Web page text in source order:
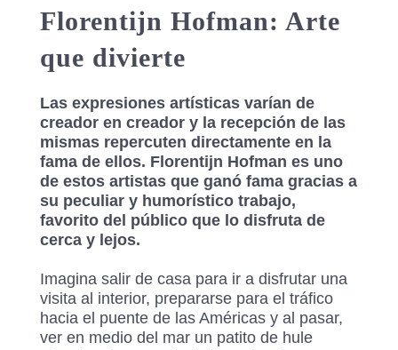
Florentijn Hofman: Arte
que divierte
Las expresiones artísticas varían de
creador en creador y la recepción de las
mismas repercuten directamente en la
fama de ellos. Florentijn Hofman es uno
de estos artistas que ganó fama gracias a
su peculiar y humorístico trabajo,
favorito del público que lo disfruta de
cerca y lejos.
Imagina salir de casa para ir a disfrutar una
visita al interior, prepararse para el tráfico
hacia el puente de las Américas y al pasar,
ver en medio del mar un patito de hule